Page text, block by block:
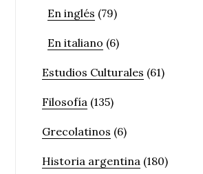
En inglés (79)
En italiano (6)
Estudios Culturales (61)
Filosofía (135)
Grecolatinos (6)
Historia argentina (180)